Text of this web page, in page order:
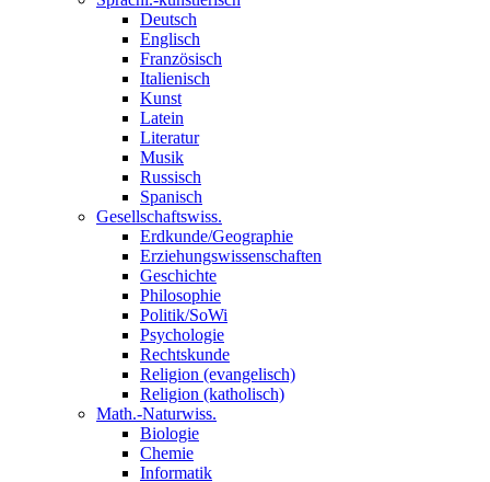
Deutsch
Englisch
Französisch
Italienisch
Kunst
Latein
Literatur
Musik
Russisch
Spanisch
Gesellschaftswiss.
Erdkunde/Geographie
Erziehungswissenschaften
Geschichte
Philosophie
Politik/SoWi
Psychologie
Rechtskunde
Religion (evangelisch)
Religion (katholisch)
Math.-Naturwiss.
Biologie
Chemie
Informatik